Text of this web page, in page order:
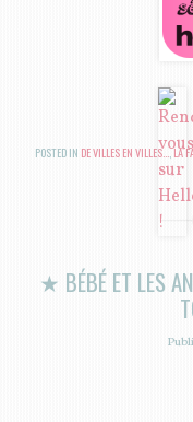
POSTED IN DE VILLES EN VILLES...,LA
★ BÉBÉ ET LES